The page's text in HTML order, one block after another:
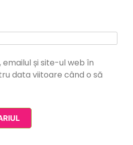
și site-ul web în
data viitoare când o să